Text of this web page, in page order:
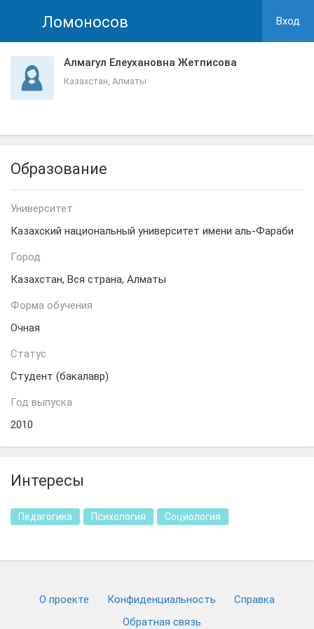
Ломоносов Вход
Алмагул Елеухановна Жетписова
Казахстан, Алматы
Образование
Университет
Казахский национальный университет имени аль-Фараби
Город
Казахстан, Вся страна, Алматы
Форма обучения
Очная
Статус
Студент (бакалавр)
Год выпуска
2010
Интересы
Педагогика Психология Социология
О проекте Конфиденциальность
Cправка
Обратная связь